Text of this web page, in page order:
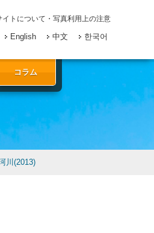
イトについて・写真利用上の注意
English 中文 한국어
コラム
川(2013)